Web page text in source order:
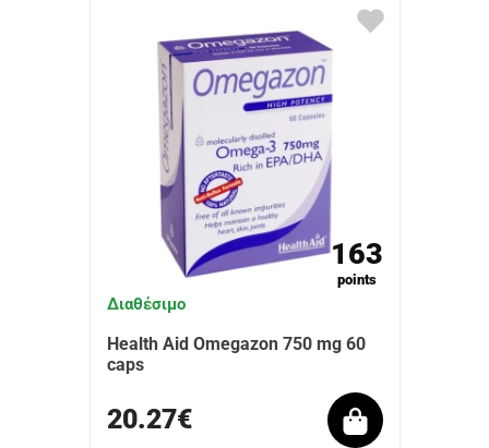
163
points
Διαθέσιμο
Health Aid Omegazon 750 mg 60
caps
20.27€